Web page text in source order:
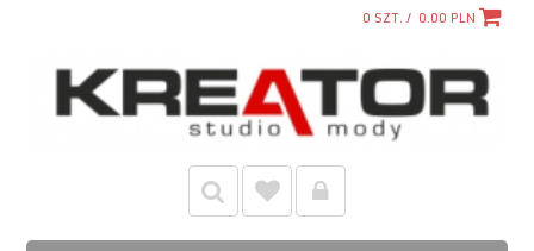
0 SZT. / 0.00 PLN